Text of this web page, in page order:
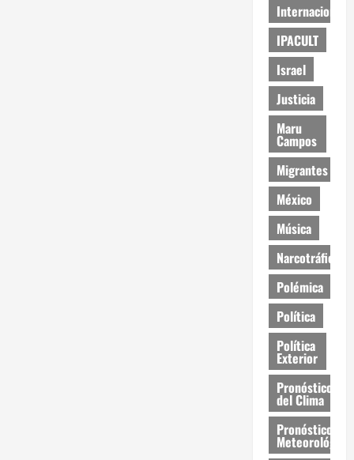
Internacional
IPACULT
Israel
Justicia
Maru
Campos
Migrantes
México
Música
Narcotráfico
Polémica
Política
Política
Exterior
Pronóstico
del Clima
Pronóstico
Meteorológico